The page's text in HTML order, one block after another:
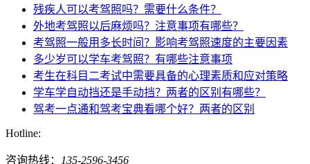
残疾人可以考驾照吗？需要什么条件？
外地考驾照以后麻烦吗？注意事项有哪些？
考驾照一般用多长时间？影响考驾照速度的主要因素
多少岁可以学车考驾照？有哪些注意事项
考生在科目二考试中需要具备的心理素质和应对策略
学车学自动挡还是手动挡？两者的区别有哪些？
驾考一点通和驾考宝典看哪个好？两者的区别
Hotline:
咨询热线： 135-2596-3456